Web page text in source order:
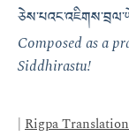
Composed as a
Siddhirastu!
| Rigpa